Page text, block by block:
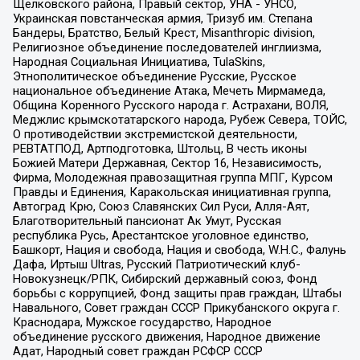
Щелковского района, Правый сектор, УНА - УНСО,
Украинская повстанческая армия, Тризуб им. Степана
Бандеры, Братство, Белый Крест, Misanthropic division,
Религиозное объединение последователей инглиизма,
Народная Социальная Инициатива, TulaSkins,
Этнополитическое объединение Русские, Русское
национальное объединение Атака, Мечеть Мирмамеда,
Община Коренного Русского народа г. Астрахани, ВОЛЯ,
Меджлис крымскотатарского народа, Рубеж Севера, ТОЙС,
О противодействии экстремистской деятельности,
РЕВТАТПОД, Артподготовка, Штольц, В честь иконы
Божией Матери Державная, Сектор 16, Независимость,
Фирма, Молодежная правозащитная группа МПГ, Курсом
Правды и Единения, Каракольская инициативная группа,
Автоград Крю, Союз Славянских Сил Руси, Алля-Аят,
Благотворительный пансионат Ак Умут, Русская
республика Русь, Арестантское уголовное единство,
Башкорт, Нация и свобода, Нация и свобода, W.H.С., Фалунь
Дафа, Иртыш Ultras, Русский Патриотический клуб-
Новокузнецк/РПК, Сибирский державный союз, Фонд
борьбы с коррупцией, Фонд защиты прав граждан, Штабы
Навального, Совет граждан СССР Прикубанского округа г.
Краснодара, Мужское государство, Народное
объединение русского движения, Народное движение
Адат, Народный совет граждан РСФСР СССР